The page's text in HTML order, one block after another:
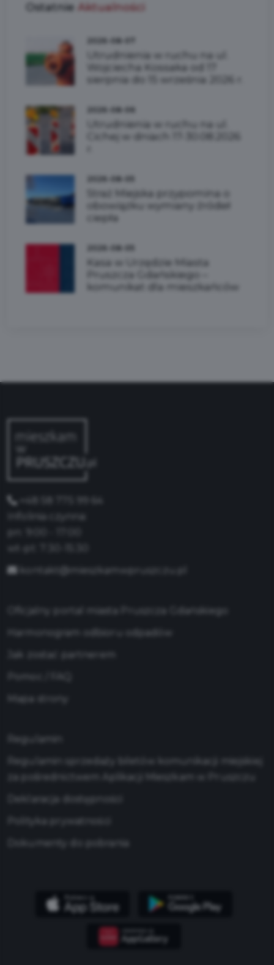
Ostatnie Aktualności
Utrudnienia w ruchu na ul.
Wojciecha Kossaka od 17
sierpnia do 15 września 2026 r.
Utrudnienia w ruchu na ul.
Cichej w dniach 17-30.08.2026
Straż Miejska przypomina o
obowiązku wymiany źródeł
ciepła
Kasa w Urzędzie Miasta
Pruszcza Gdańskiego –
komunikat dla mieszkańców
+48 58 775 99 64
Infolinia czynna:
kontakt@mieszkamwpruszczu.pl
Oficjalny portal miasta Pruszcza Gdańskiego
Harmonogram odbioru odpadów
Jak zostać partnerem
Mapa strony
Regulamin
Regulamin sprzedaży biletów komunikacji miejskiej
za pośrednictwem Aplikacji Mieszkam w Pruszczu
Deklaracja dostępności
Polityka prywatności
Dokumenty do pobrania